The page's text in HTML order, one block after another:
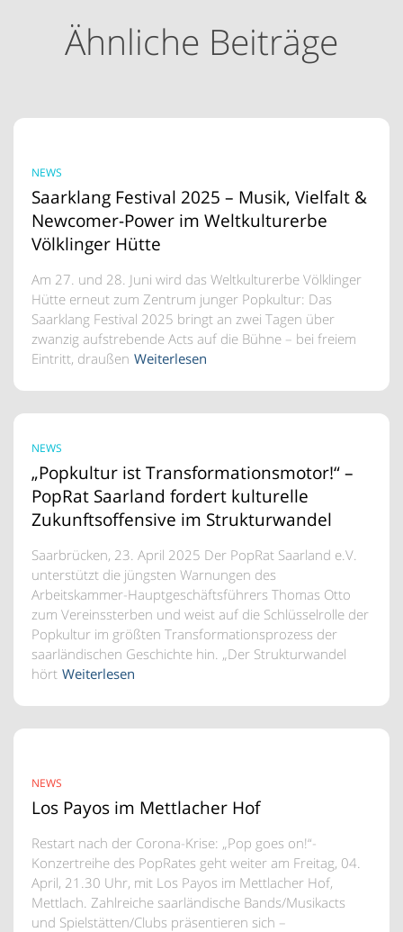
Ähnliche Beiträge
NEWS
Saarklang Festival 2025 – Musik, Vielfalt &
Newcomer-Power im Weltkulturerbe
Völklinger Hütte
Am 27. und 28. Juni wird das Weltkulturerbe Völklinger
Hütte erneut zum Zentrum junger Popkultur: Das
Saarklang Festival 2025 bringt an zwei Tagen über
zwanzig aufstrebende Acts auf die Bühne – bei freiem
Eintritt, draußen Weiterlesen
NEWS
„Popkultur ist Transformationsmotor!“ –
PopRat Saarland fordert kulturelle
Zukunftsoffensive im Strukturwandel
Saarbrücken, 23. April 2025 Der PopRat Saarland e.V.
unterstützt die jüngsten Warnungen des
Arbeitskammer-Hauptgeschäftsführers Thomas Otto
zum Vereinssterben und weist auf die Schlüsselrolle der
Popkultur im größten Transformationsprozess der
saarländischen Geschichte hin. „Der Strukturwandel
hört Weiterlesen
NEWS
Los Payos im Mettlacher Hof
Restart nach der Corona-Krise: „Pop goes on!“-
Konzertreihe des PopRates geht weiter am Freitag, 04.
April, 21.30 Uhr, mit Los Payos im Mettlacher Hof,
Mettlach. Zahlreiche saarländische Bands/Musikacts
und Spielstätten/Clubs präsentieren sich –